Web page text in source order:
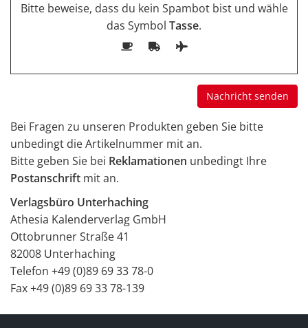
Bitte beweise, dass du kein Spambot bist und wähle
das Symbol Tasse.
Bei Fragen zu unseren Produkten geben Sie bitte
unbedingt die Artikelnummer mit an.
Bitte geben Sie bei Reklamationen unbedingt Ihre
Postanschrift mit an.
Verlagsbüro Unterhaching
Athesia Kalenderverlag GmbH
Ottobrunner Straße 41
82008 Unterhaching
Telefon +49 (0)89 69 33 78-0
Fax +49 (0)89 69 33 78-139